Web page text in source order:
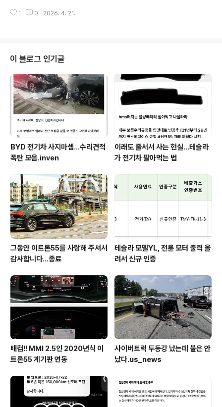
랑 현재 전기차 수리 대응속도와는 별 관..
능만 잔뜩이고,실제 벤츠가 내세우는 전기차 장점이 없음.h
차 브랜드 메르세데스-벤츠가 브랜드 핵심 볼륨 모델인 C-
클래스 전동화모델을 선보이며 중형 전기차 시장 공략에
나섰다. 특히 브랜드 역사상 처음으로 월드 프리미어(세n.n
ews.naver.com 차 팔기 싫은가 보네.값이 싼가? 혹시나
오해했다면,한 5천만원에 팔면 인정해 줄..
1 0 2026. 4. 21.
이 블로그 인기글
BYD 전기차 사지마셈...수리견적
폭탄 모음.inven
이래도 줄서서 사는 현실…테슬라
가 전기차 팔아먹는 법
그동안 이트론55를 사랑해 주셔서
감사합니다...종료
테슬라 모델YL, 전륜 모터 출력 올
려서 신규 인증
배컴!! MMI 2.5인 2020년식 이
트론55 계기판 연동
사이버트럭 두동강 났는데 불은 안
났다.us_news